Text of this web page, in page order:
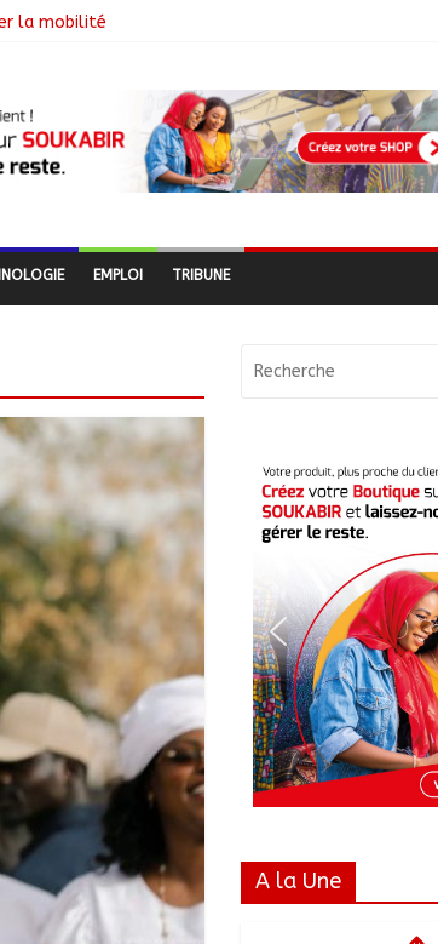
la mobilité
en mécanique grâce au projet « Tadrib & Khidmè »
en second
politique nationale de DDR
EMPLOI TRIBUNE
A la Une